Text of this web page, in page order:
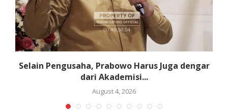
Selain Pengusaha, Prabowo Harus Juga dengar
dari Akademisi...
August 4, 2026